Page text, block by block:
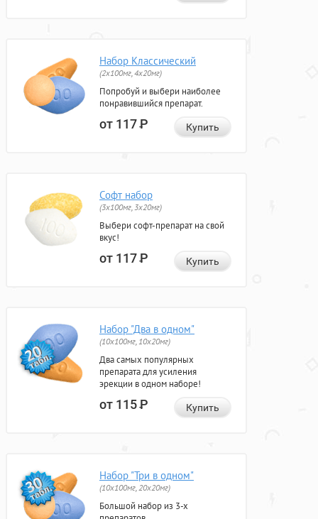
Набор Классический
(2x100мг, 4x20мг)
Попробуй и выбери наиболее
понравившийся препарат.
от 117Р Купить
Софт набор
(3x100мг, 3x20мг)
Выбери софт-препарат на свой
вкус!
от 117Р Купить
Набор "Два в одном"
(10x100мг, 10x20мг)
Два самых популярных
препарата для усиления
эрекции в одном наборе!
от 115Р Купить
Набор "Три в одном"
(10x100мг, 20x20мг)
Большой набор из 3-х